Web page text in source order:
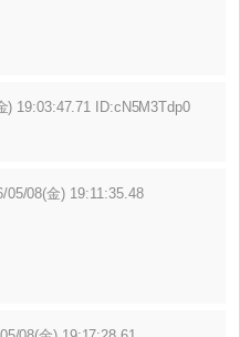
) 19:03:47.71 ID:cN5M3Tdp0
05/08(金) 19:11:35.48